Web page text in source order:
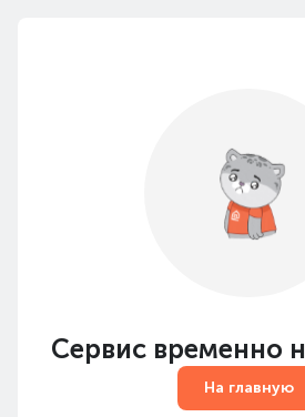
Сервис временно
На главную